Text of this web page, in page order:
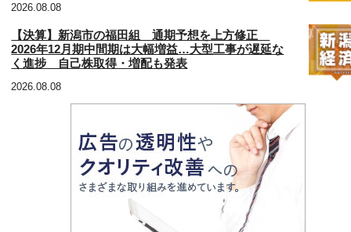
2026.08.08
【決算】新潟市の福田組 通期予想を上方修正
2026年12月期中間期は大幅増益…大型工事が遅延な
く進捗 自己株取得・増配も発表
2026.08.08